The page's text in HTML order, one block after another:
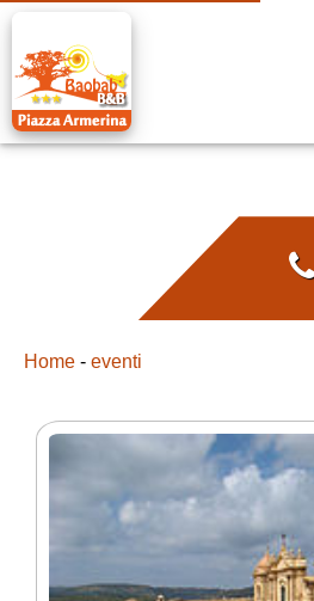
Home - eventi